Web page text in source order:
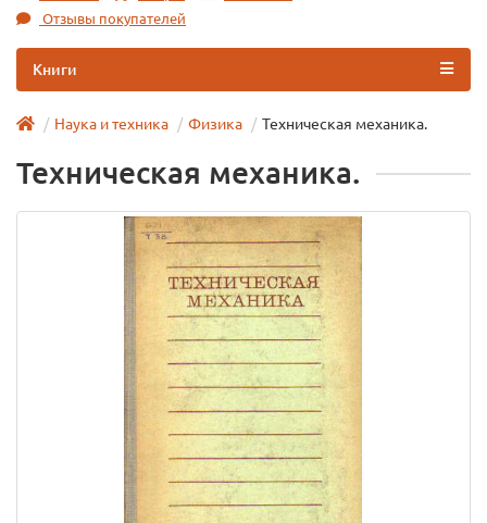
Отзывы покупателей
Книги
Наука и техника Физика Техническая механика.
Техническая механика.